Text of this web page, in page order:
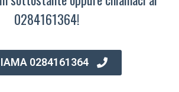
0284161364!
0284161364